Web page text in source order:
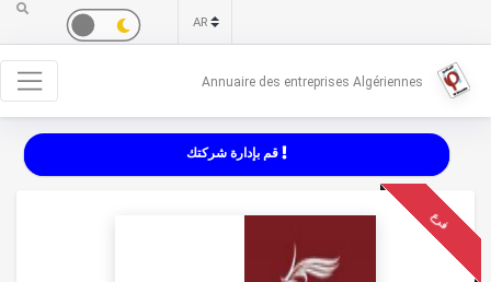
Annuaire des entreprises Algériennes
قم بإدارة شركتك
فرع